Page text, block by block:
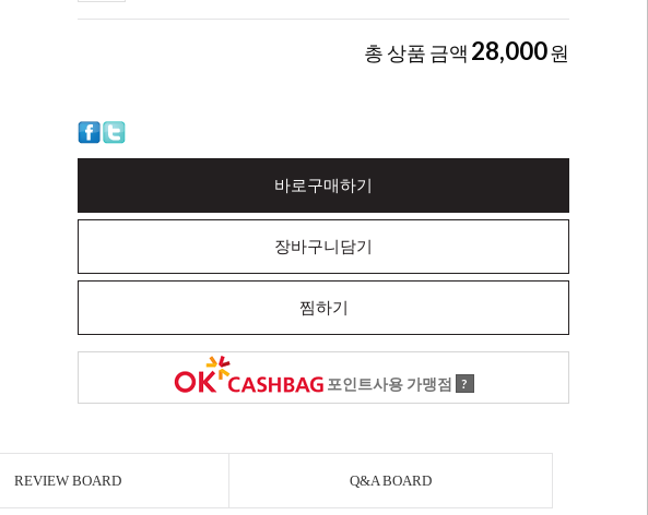
총 상품 금액 28,000원
바로구매하기
장바구니담기
찜하기
포인트사용 가맹점 ?
REVIEW BOARD Q&A BOARD